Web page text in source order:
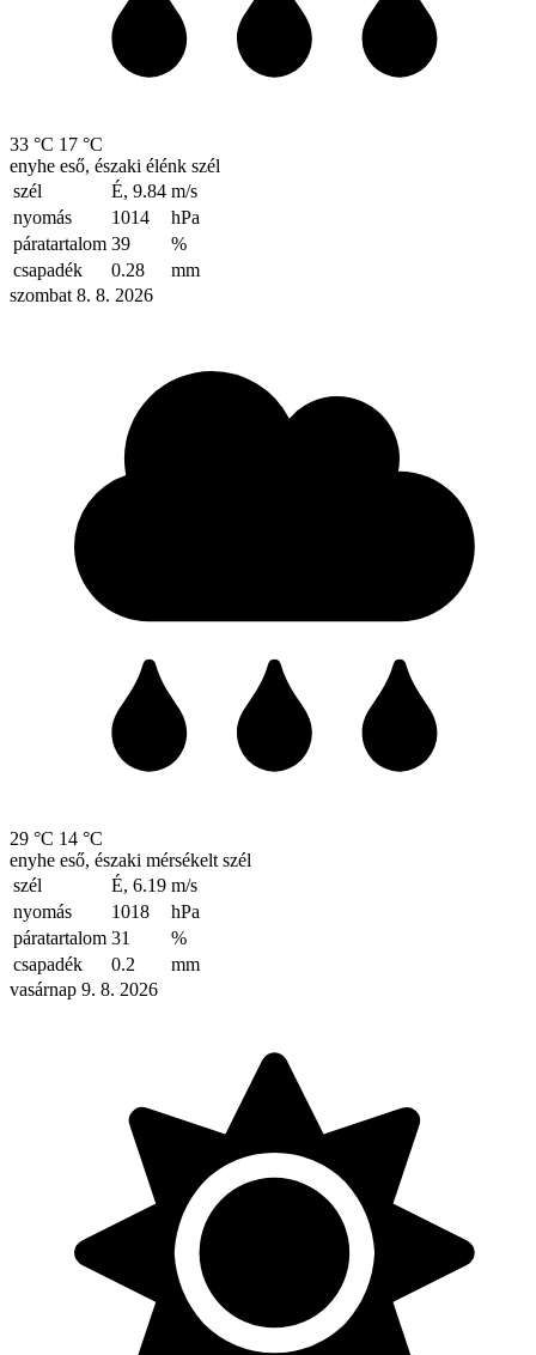
33 °C 17 °C
enyhe eső, északi élénk szél
szél
É, 9.84 m/s
nyomás
1014
hPa
páratartalom 39
%
csapadék
0.28
mm
szombat 8. 8. 2026
29 °C 14 °C
enyhe eső, északi mérsékelt szél
szél
É, 6.19 m/s
nyomás
1018
hPa
páratartalom 31
%
csapadék
0.2
mm
vasárnap 9. 8. 2026